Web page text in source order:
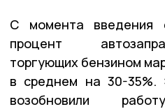
С момента введения
процент
торгующих бензином
в среднем на 30-
возобновили